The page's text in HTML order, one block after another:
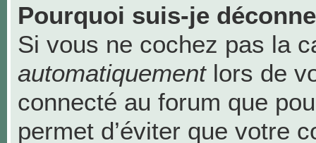
Pourquoi suis-je
Si vous ne cochez pas la
automatiquementlors de
connecté au forum que
permet d’éviter que votre